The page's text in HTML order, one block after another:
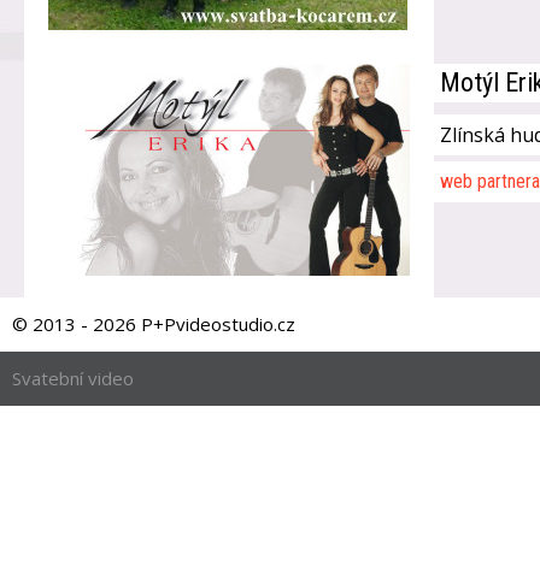
Motýl
Zlínská
web partnera
© 2013 - 2026 P+Pvideostudio.cz
Svatební video